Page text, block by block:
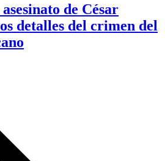
de César
detalles del crimen del